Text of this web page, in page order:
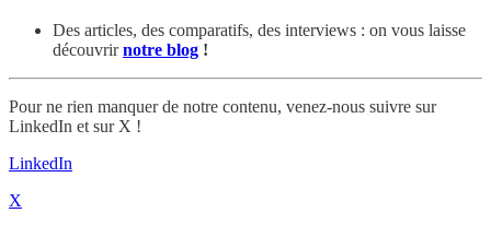
Des articles, des comparatifs, des interviews : on vous laisse
découvrirnotre blog !
Pour ne rien manquer de notre contenu, venez-nous suivre sur
LinkedIn et sur X !
LinkedIn
X